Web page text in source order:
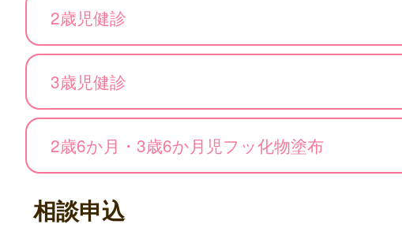
2歳児健診
3歳児健診
2歳6か月・3歳6か月児フッ化物塗布
相談申込